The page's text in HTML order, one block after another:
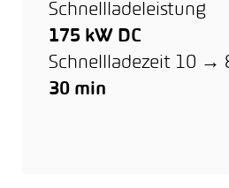
Schnellladeleistung
175 kW DC
Schnellladezeit 10 →
30 min